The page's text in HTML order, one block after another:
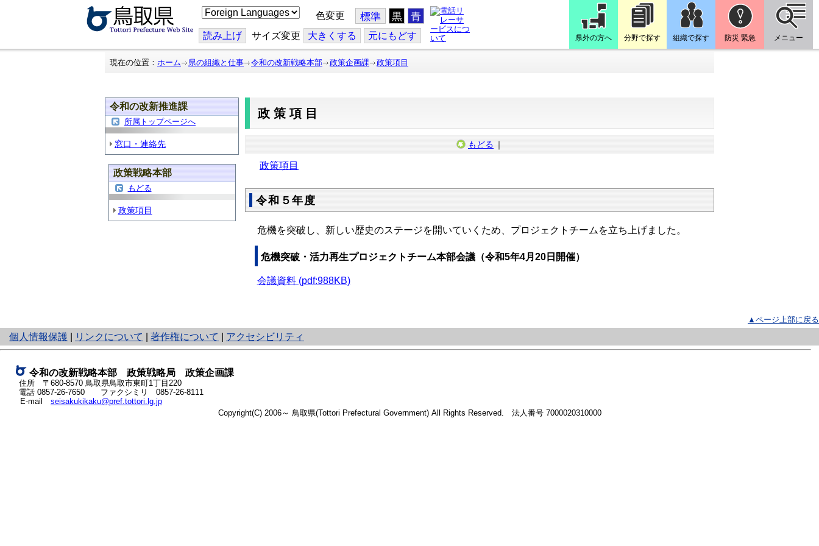
こ
の
ジ
を
翻
色変更 標準 黒 青
読み上げ サイズ変更 大きくする 元にもどす 県外の方へ 分野で探す 組織で探す 防災 緊急 メニュー
現在の位置： ホーム 県の組織と仕事 令和の改新戦略本部 政策企画課 政策項目
令和の改新推進課
所属トップページへ
窓口・連絡先
政策戦略本部
もどる
政策項目
政策項目
もどる ｜
政策項目
令和５年度
危機を突破し、新しい歴史のステージを開いていくため、プロジェクトチームを立ち上げました。
危機突破・活力再生プロジェクトチーム本部会議（令和5年4月20日開催）
会議資料 (pdf:988KB)
▲ページ上部に戻る
個人情報保護
と
り
ッ
ト
へ
の
リンクについて 著作権について アクセシビリティ
令和の改新戦略本部 政策戦略局 政策企画課
住所 〒680-8570 鳥取県鳥取市東町1丁目220
電話 0857-26-7650 ファクシミリ 0857-26-8111
E-mail seisakukikaku@pref.tottori.lg.jp
Copyright(C) 2006～ 鳥取県(Tottori Prefectural Government) All Rights Reserved. 法人番号 7000020310000